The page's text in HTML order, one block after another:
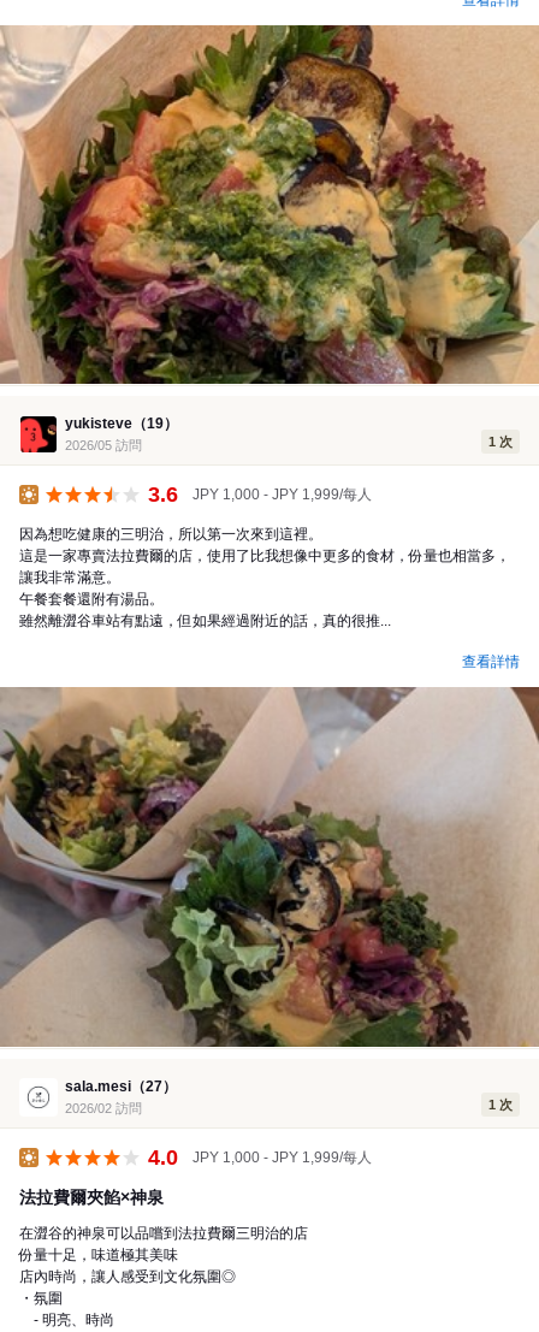
yukisteve（19）
2026/05 訪問 1 次
3.6 JPY 1,000 - JPY 1,999/每人
因為想吃健康的三明治，所以第一次來到這裡。
這是一家專賣法拉費爾的店，使用了比我想像中更多的食材，份量也相當多，
讓我非常滿意。
午餐套餐還附有湯品。
雖然離澀谷車站有點遠，但如果經過附近的話，真的很推...
查看詳情
sala.mesi（27）
2026/02 訪問 1 次
4.0 JPY 1,000 - JPY 1,999/每人
法拉費爾夾餡×神泉
在澀谷的神泉可以品嚐到法拉費爾三明治的店
份量十足，味道極其美味
店內時尚，讓人感受到文化氛圍◎
・氛圍
- 明亮、時尚